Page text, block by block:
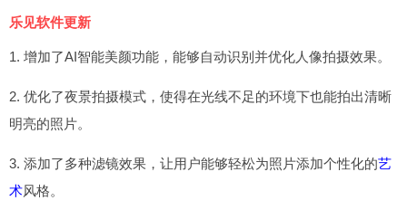
乐见软件更新
1. 增加了AI智能美颜功能，能够自动识别并优化人像拍摄效果。
2. 优化了夜景拍摄模式，使得在光线不足的环境下也能拍出清晰
明亮的照片。
3. 添加了多种滤镜效果，让用户能够轻松为照片添加个性化的艺
术风格。